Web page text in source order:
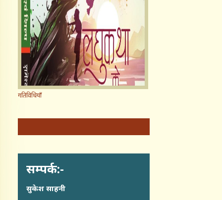
गतिविधियाँ
सम्पर्क:-
सुकेश साहनी